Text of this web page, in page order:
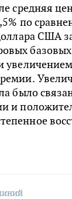
средняя
по
США
было
и